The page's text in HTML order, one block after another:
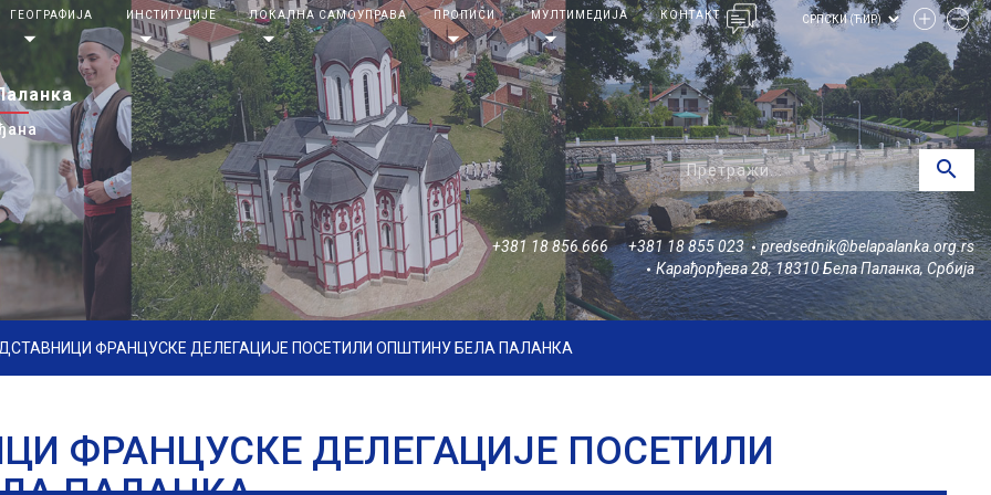
ГЕОГРАФИЈА
arrow_drop_down
ИНСТИТУЦИЈЕ
arrow_drop_down
ЛОКАЛНА САМОУПРАВА
arrow_drop_down
ПРОПИСИ
arrow_drop_down
МУЛТИМЕДИЈА
arrow_drop_down
КОНТАКТ
search
+381 18 856 666 +381 18 855 023
predsednik@belapalanka.org.rs
Карађорђева 28, 18310 Бела Паланка, Србија
ФРАНЦУСКЕ ДЕЛЕГАЦИЈЕ ПОСЕТИЛИ ОПШТИНУ БЕЛА ПАЛАНКА
ФРАНЦУСКЕ ДЕЛЕГАЦИЈЕ ПОСЕТИЛИ